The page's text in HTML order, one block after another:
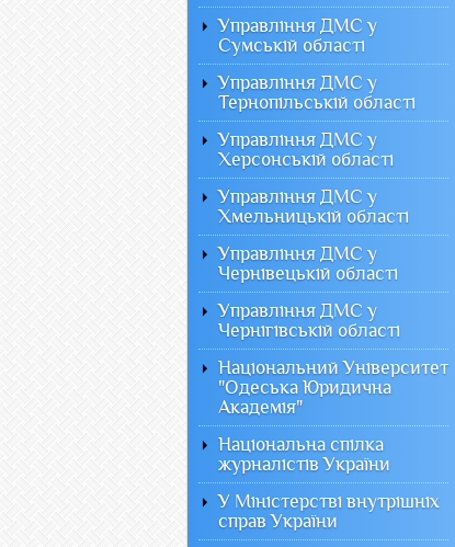
Управління ДМС у
Сумській області
Управління ДМС у
Тернопільській області
Управління ДМС у
Херсонській області
Управління ДМС у
Хмельницькій області
Управління ДМС у
Чернівецькій області
Управління ДМС у
Чернігівській області
Національний Університет
"Одеська Юридична
Академія"
Національна спілка
журналістів України
У Міністерстві внутрішніх
справ України